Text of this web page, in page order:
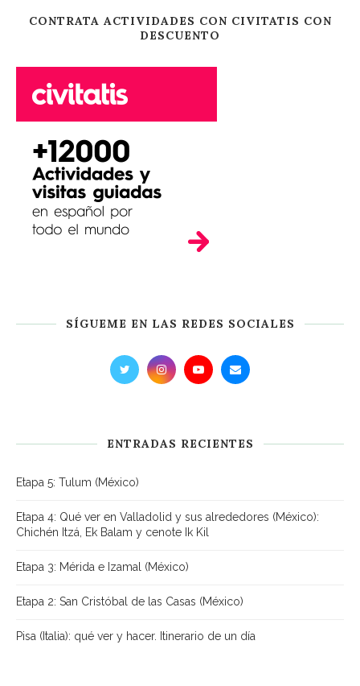
CONTRATA ACTIVIDADES CON CIVITATIS CON
DESCUENTO
SÍGUEME EN LAS REDES SOCIALES
ENTRADAS RECIENTES
Etapa 5: Tulum (México)
Etapa 4: Qué ver en Valladolid y sus alrededores (México):
Chichén Itzá, Ek Balam y cenote Ik Kil
Etapa 3: Mérida e Izamal (México)
Etapa 2: San Cristóbal de las Casas (México)
Pisa (Italia): qué ver y hacer. Itinerario de un día